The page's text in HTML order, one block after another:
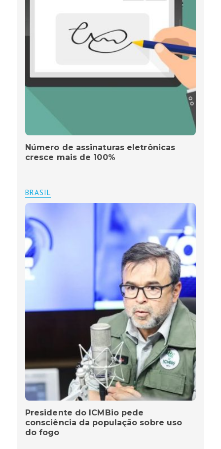
Número de assinaturas eletrônicas
cresce mais de 100%
BRASIL
Presidente do ICMBio pede
consciência da população sobre uso
do fogo